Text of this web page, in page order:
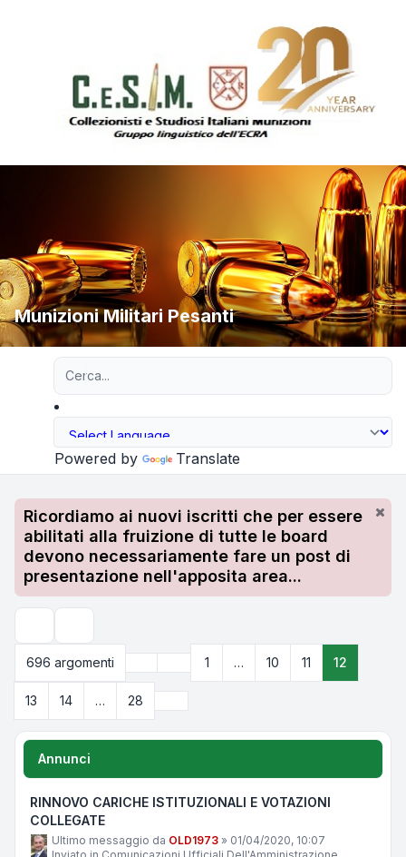
Munizioni Militari Pesanti
Powered by Translate
Ricordiamo ai nuovi iscritti che per essere
abilitati alla fruizione di tutte le board
devono necessariamente fare un post di
presentazione nell'apposita area...
696 argomenti
Pagina12 di
Precedente
1 … 10 11 12
13 14 … 28
Annunci
RINNOVO CARICHE ISTITUZIONALI E VOTAZIONI
COLLEGATE
Ultimo messaggio da OLD1973 » 01/04/2020, 10:07